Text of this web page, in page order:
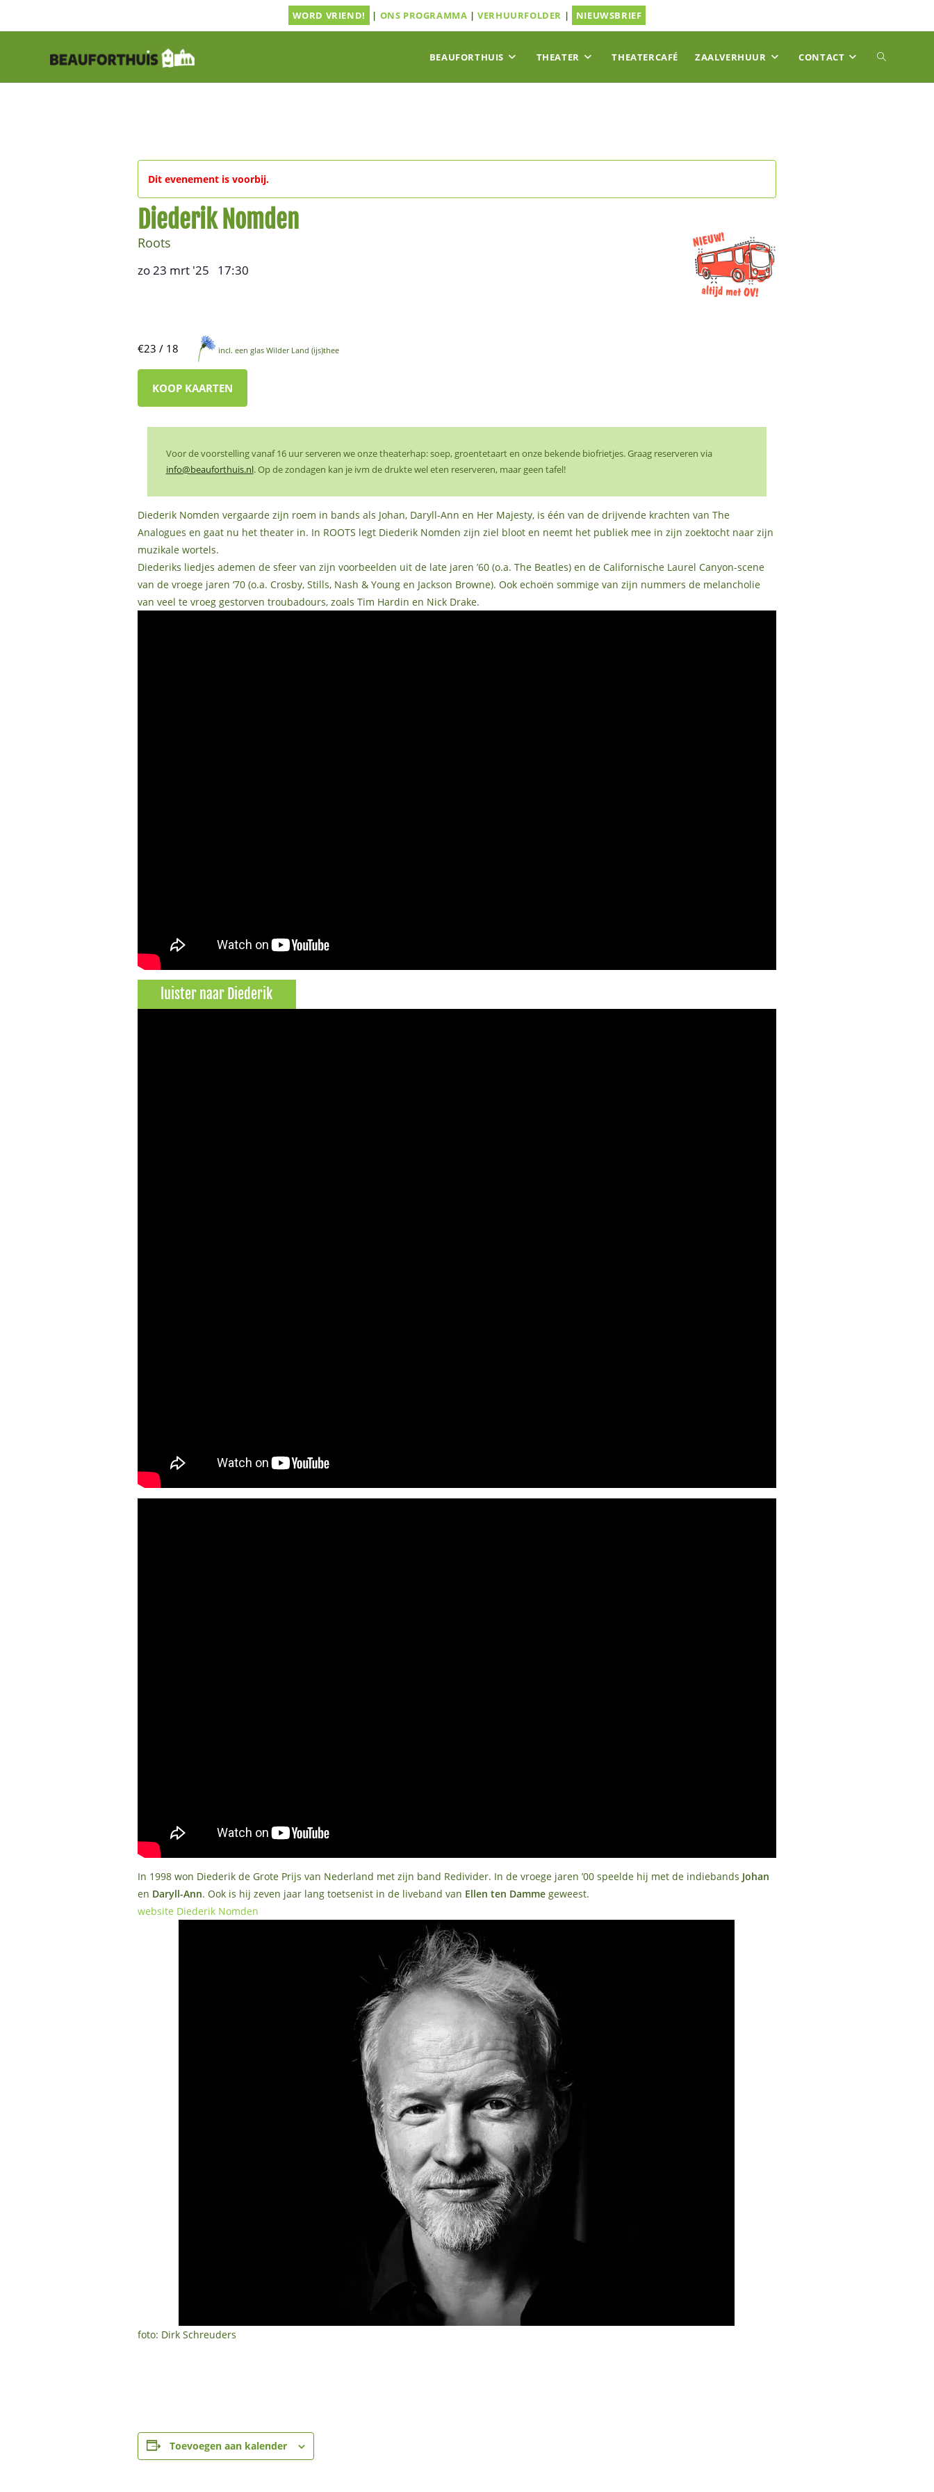
WORD VRIEND! | ONS PROGRAMMA |VERHUURFOLDER | NIEUWSBRIEF
BEAUFORTHUIS THEATER THEATERCAFÉ ZAALVERHUUR CONTACT TOGGLE
Dit evenement is voorbij.
Diederik Nomden
Roots
zo 23 mrt '25 17:30
€23 / 18 incl. een glas Wilder Land (ijs)thee
KOOP KAARTEN
Voor de voorstelling vanaf 16 uur serveren we onze theaterhap: soep, groentetaart en onze bekende biofrietjes. Graag reserveren via
info@beauforthuis.nl. Op de zondagen kan je ivm de drukte wel eten reserveren, maar geen tafel!
Diederik Nomden vergaarde zijn roem in bands als Johan, Daryll-Ann en Her Majesty, is één van de drijvende krachten van The
Analogues en gaat nu het theater in. In ROOTS legt Diederik Nomden zijn ziel bloot en neemt het publiek mee in zijn zoektocht naar zijn
muzikale wortels.
Diederiks liedjes ademen de sfeer van zijn voorbeelden uit de late jaren ’60 (o.a. The Beatles) en de Californische Laurel Canyon-scene
van de vroege jaren ’70 (o.a. Crosby, Stills, Nash & Young en Jackson Browne). Ook echoën sommige van zijn nummers de melancholie
van veel te vroeg gestorven troubadours, zoals Tim Hardin en Nick Drake.
luister naar Diederik
In 1998 won Diederik de Grote Prijs van Nederland met zijn band Redivider. In de vroege jaren ’00 speelde hij met de indiebands Johan
en Daryll-Ann. Ook is hij zeven jaar lang toetsenist in de liveband van Ellen ten Dammegeweest.
website Diederik Nomden
foto: Dirk Schreuders
Toevoegen aan kalender